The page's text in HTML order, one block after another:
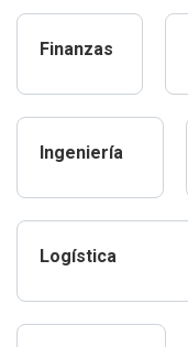
Finanzas
Ingeniería
Logística